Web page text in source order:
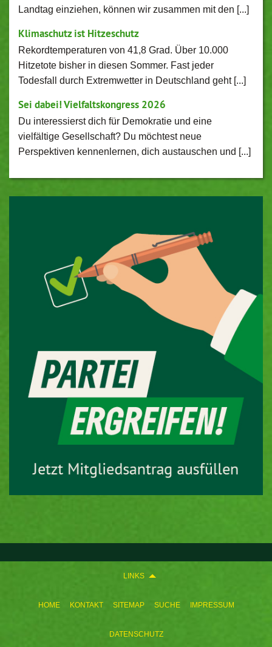
LINKS
HOME KONTAKT SITEMAP SUCHE IMPRESSUM
DATENSCHUTZ
Landtag einziehen, können wir zusammen mit den [...]
Klimaschutz ist Hitzeschutz
Rekordtemperaturen von 41,8 Grad. Über 10.000
Hitzetote bisher in diesen Sommer. Fast jeder
Todesfall durch Extremwetter in Deutschland geht [...]
Sei dabei! Vielfaltskongress 2026
Du interessierst dich für Demokratie und eine
vielfältige Gesellschaft? Du möchtest neue
Perspektiven kennenlernen, dich austauschen und [...]